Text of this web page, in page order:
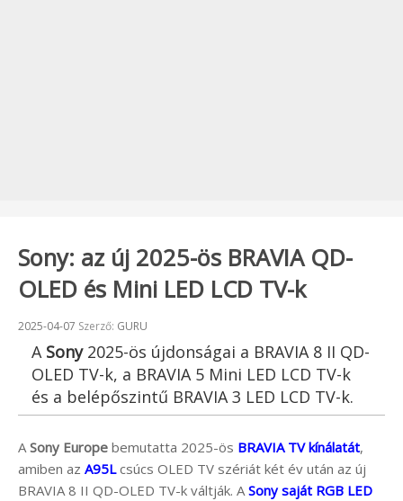
Sony: az új 2025-ös BRAVIA QD-
OLED és Mini LED LCD TV-k
Beküldve:
2025-04-07 Szerző: GURU
A Sony2025-ös újdonságai a BRAVIA 8 II QD-
OLED TV-k, a BRAVIA 5 Mini LED LCD TV-k
és a belépőszintű BRAVIA 3 LED LCD TV-k.
A Sony Europe bemutatta 2025-ös BRAVIA TV kínálatát,
amiben az A95Lcsúcs OLED TV szériát két év után az új
BRAVIA 8 II QD-OLED TV-k váltják. A Sony saját RGB LED